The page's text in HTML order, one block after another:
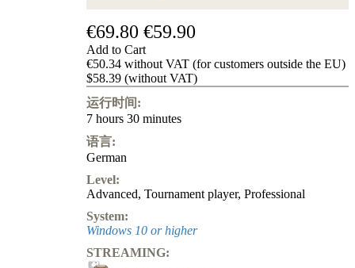
€69.80 €59.90
Add to Cart
€50.34 without VAT (for customers outside the EU)
$58.39 (without VAT)
运行时间:
7 hours 30 minutes
语言:
German
Level:
Advanced, Tournament player, Professional
System:
Windows 10 or higher
STREAMING: